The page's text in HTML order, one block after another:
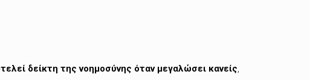
δείκτη της νοημοσύνης όταν μεγαλώσει κανείς,